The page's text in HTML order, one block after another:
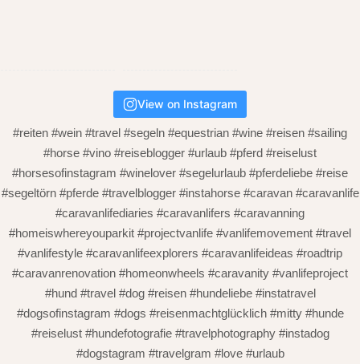
View on Instagram
#reiten #wein #travel #segeln #equestrian #wine #reisen #sailing
#horse #vino #reiseblogger #urlaub #pferd #reiselust
#horsesofinstagram #winelover #segelurlaub #pferdeliebe #reise
#segeltörn #pferde #travelblogger #instahorse #caravan #caravanlife
#caravanlifediaries #caravanlifers #caravanning
#homeiswhereyouparkit #projectvanlife #vanlifemovement #travel
#vanlifestyle #caravanlifeexplorers #caravanlifeideas #roadtrip
#caravanrenovation #homeonwheels #caravanity #vanlifeproject
#hund #travel #dog #reisen #hundeliebe #instatravel
#dogsofinstagram #dogs #reisenmachtglücklich #mitty #hunde
#reiselust #hundefotografie #travelphotography #instadog
#dogstagram #travelgram #love #urlaub